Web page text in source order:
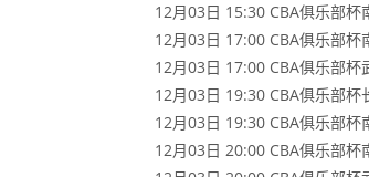
12月03日 15:30 CBA俱乐部杯
12月03日 17:00 CBA俱乐部杯
12月03日 17:00 CBA俱乐部杯
12月03日 19:30 CBA俱乐部杯
12月03日 19:30 CBA俱乐部杯
12月03日 20:00 CBA俱乐部杯